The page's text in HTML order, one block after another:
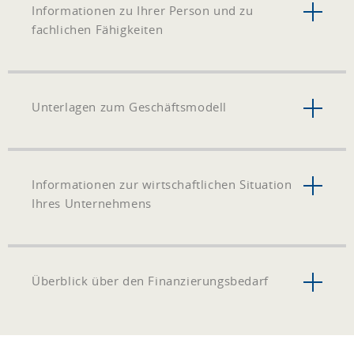
Informationen zu Ihrer Person und zu
fachlichen Fähigkeiten
Unterlagen zum Geschäftsmodell
Informationen zur wirtschaftlichen Situation
Ihres Unternehmens
Überblick über den Finanzierungsbedarf